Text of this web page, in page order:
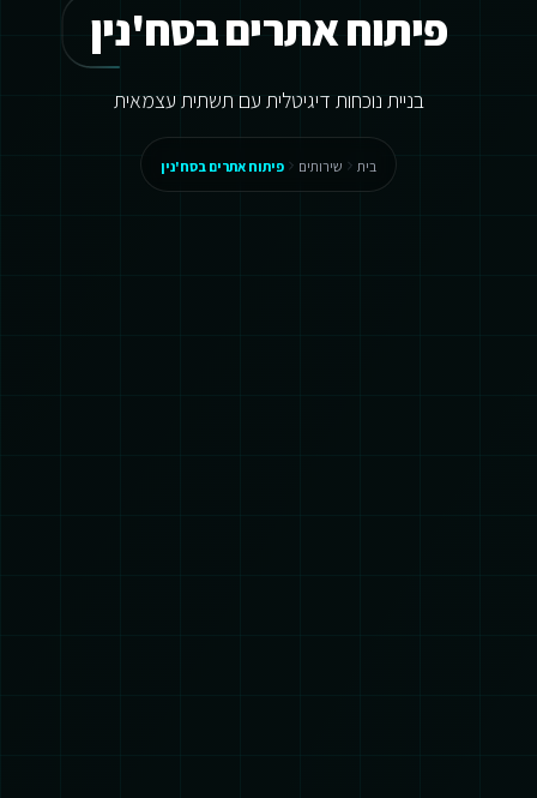
פיתוח אתרים בסח'נין
בניית נוכחות דיגיטלית עם תשתית עצמאית
בית שירותים פיתוח אתרים בסח'נין